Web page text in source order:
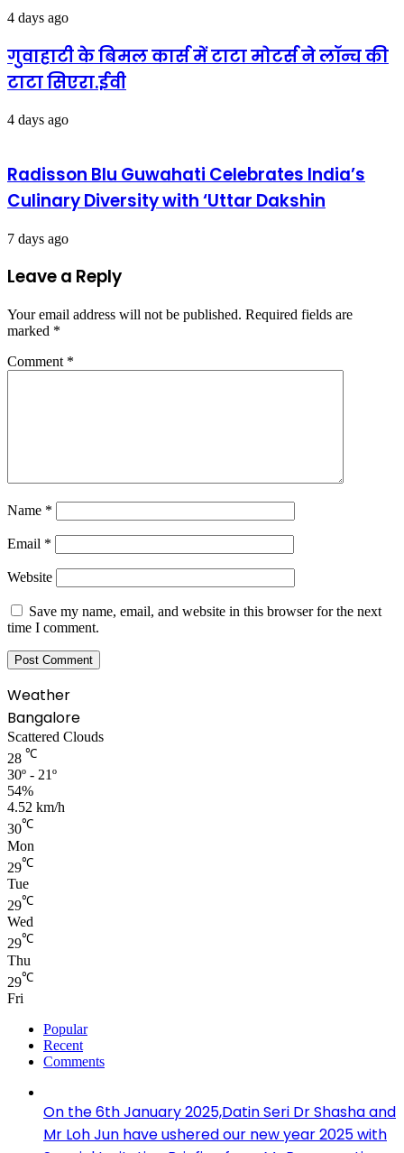
4 days ago
गुवाहाटी के बिमल कार्स में टाटा मोटर्स ने लॉन्च की
टाटा सिएरा.ईवी
4 days ago
Radisson Blu Guwahati Celebrates India’s
Culinary Diversity with ‘Uttar Dakshin
7 days ago
Leave a Reply
Your email address will not be published. Required fields are
marked *
Comment *
Name *
Email *
Website
Save my name, email, and website in this browser for the next
time I comment.
Weather
Bangalore
Scattered Clouds
28 ℃
30º - 21º
54%
4.52 km/h
30℃
Mon
29℃
Tue
29℃
Wed
29℃
Thu
29℃
Fri
Popular
Recent
Comments
On the 6th January 2025,Datin Seri Dr Shasha and
Mr Loh Jun have ushered our new year 2025 with